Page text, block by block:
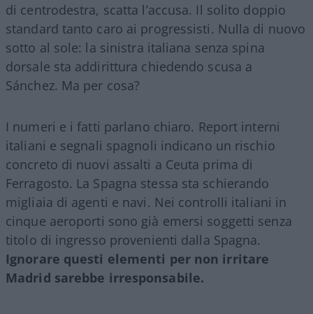
di centrodestra, scatta l’accusa. Il solito doppio
standard tanto caro ai progressisti. Nulla di nuovo
sotto al sole: la sinistra italiana senza spina
dorsale sta addirittura chiedendo scusa a
Sánchez. Ma per cosa?
I numeri e i fatti parlano chiaro. Report interni
italiani e segnali spagnoli indicano un rischio
concreto di nuovi assalti a Ceuta prima di
Ferragosto. La Spagna stessa sta schierando
migliaia di agenti e navi. Nei controlli italiani in
cinque aeroporti sono già emersi soggetti senza
titolo di ingresso provenienti dalla Spagna.
Ignorare questi elementi per non irritare
Madrid sarebbe irresponsabile.